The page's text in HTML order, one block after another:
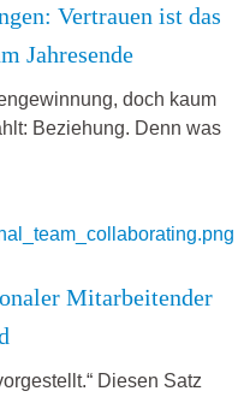
Vertrauen ist das
Jahresende
doch kaum
Beziehung. Denn was
Mitarbeitender
Diesen Satz